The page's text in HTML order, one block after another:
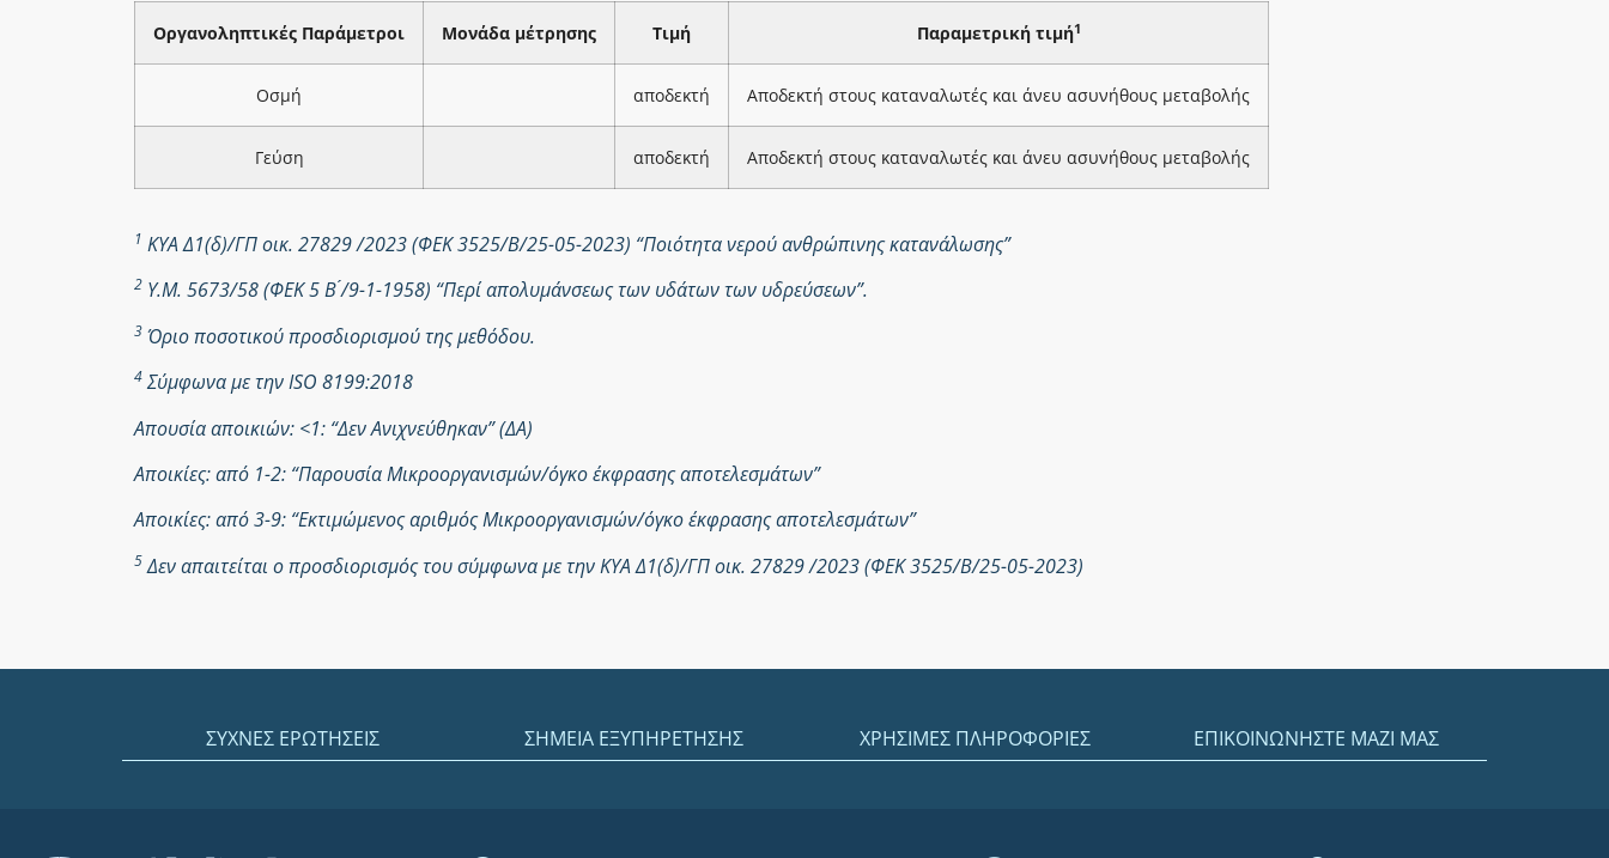
Οργανοληπτικές Παράμετροι Μονάδα μέτρησης Τιμή Παραμετρική τιμή1
Οσμή αποδεκτή Αποδεκτή στους καταναλωτές και άνευ ασυνήθους μεταβολής
Γεύση αποδεκτή Αποδεκτή στους καταναλωτές και άνευ ασυνήθους μεταβολής
1 ΚΥΑ Δ1(δ)/ΓΠ οικ. 27829 /2023 (ΦΕΚ 3525/Β/25-05-2023) “Ποιότητα νερού ανθρώπινης κατανάλωσης”
2 Υ.Μ. 5673/58 (ΦΕΚ 5 Β ́/9-1-1958) “Περί απολυμάνσεως των υδάτων των υδρεύσεων”.
3 Όριο ποσοτικού προσδιορισμού της μεθόδου.
4Σύμφωνα με την ISO 8199:2018
Απουσία αποικιών: <1: “Δεν Ανιχνεύθηκαν” (ΔΑ)
Αποικίες: από 1-2: “Παρουσία Μικροοργανισμών/όγκο έκφρασης αποτελεσμάτων”
Αποικίες: από 3-9: “Εκτιμώμενος αριθμός Μικροοργανισμών/όγκο έκφρασης αποτελεσμάτων”
5Δεν απαιτείται ο προσδιορισμός του σύμφωνα με την ΚΥΑ Δ1(δ)/ΓΠ οικ. 27829 /2023 (ΦΕΚ 3525/Β/25-05-2023)
ΣΥΧΝΕΣ ΕΡΩΤΗΣΕΙΣ ΣΗΜΕΙΑ ΕΞΥΠΗΡΕΤΗΣΗΣ ΧΡΗΣΙΜΕΣ ΠΛΗΡΟΦΟΡΙΕΣ ΕΠΙΚΟΙΝΩΝΗΣΤΕ ΜΑΖΙ ΜΑΣ